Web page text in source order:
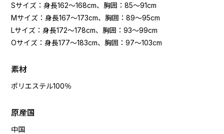
Sサイズ：身長162～168cm、胸囲：85～91cm
Mサイズ：身長167～173cm、胸囲：89～95cm
Lサイズ：身長172～178cm、胸囲：93～99cm
Oサイズ：身長177～183cm、胸囲：97～103cm
素材
ポリエステル100％
原産国
中国